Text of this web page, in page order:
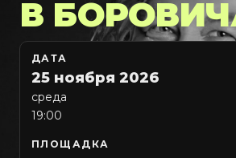
В
ДАТА
25 ноября 2026
среда
19:00
ПЛОЩАДКА